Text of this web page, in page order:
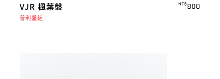
VJR 楓葉盤 NT$800
普利盤組